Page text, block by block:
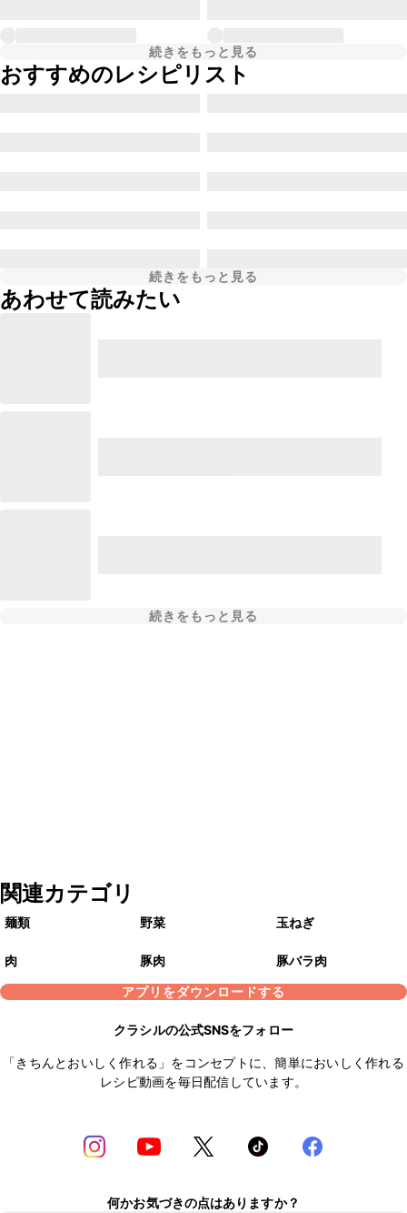
続きをもっと見る
おすすめのレシピリスト
続きをもっと見る
あわせて読みたい
続きをもっと見る
関連カテゴリ
麺類 野菜 玉ねぎ
肉 豚肉
豚バラ肉
アプリをダウンロードする
クラシルの公式SNSをフォロー
「きちんとおいしく作れる」をコンセプトに、簡単においしく作れる
レシピ動画を毎日配信しています。
何かお気づきの点はありますか？